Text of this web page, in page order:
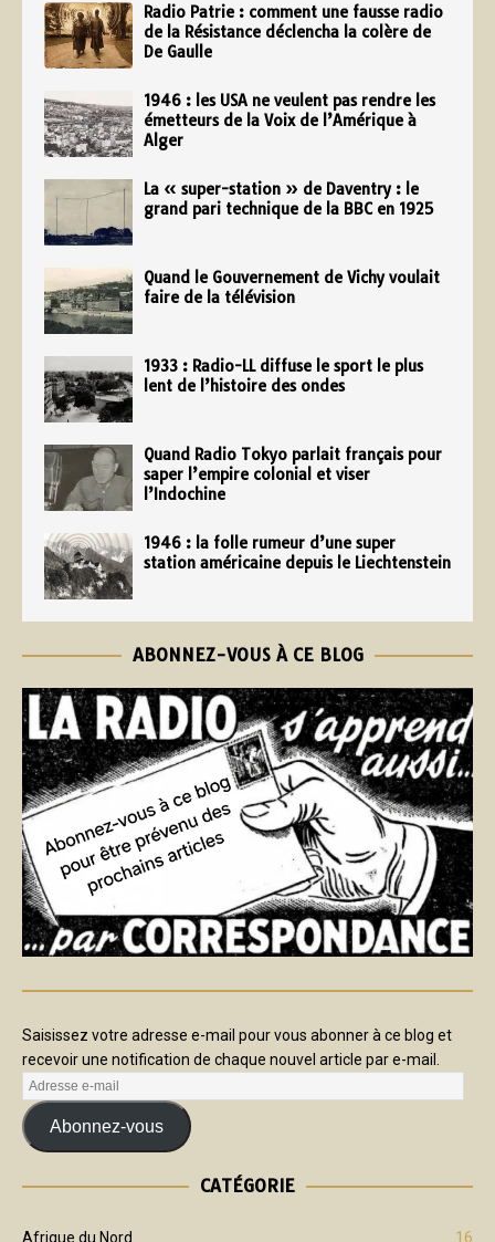
Radio Patrie : comment une fausse radio
de la Résistance déclencha la colère de
De Gaulle
1946 : les USA ne veulent pas rendre les
émetteurs de la Voix de l’Amérique à
Alger
La « super-station » de Daventry : le
grand pari technique de la BBC en 1925
Quand le Gouvernement de Vichy voulait
faire de la télévision
1933 : Radio-LL diffuse le sport le plus
lent de l’histoire des ondes
Quand Radio Tokyo parlait français pour
saper l’empire colonial et viser
l’Indochine
1946 : la folle rumeur d’une super
station américaine depuis le Liechtenstein
ABONNEZ-VOUS À CE BLOG
Saisissez votre adresse e-mail pour vous abonner à ce blog et
recevoir une notification de chaque nouvel article par e-mail.
Abonnez-vous
CATÉGORIE
Afrique du Nord 16